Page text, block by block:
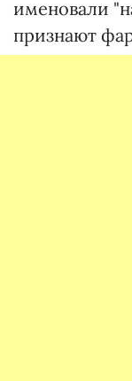
именовали
признают